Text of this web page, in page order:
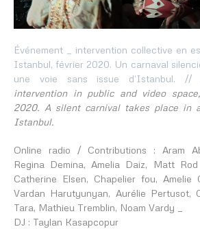
Événement _ intervention collective en
Istanbul, février 2020. Un carnaval
une voie sans issue d’Istanbul. //
intervention in public and video
2020. A silent carnival takes place in
Istanbul.
Online radio / Contributions : Aram
Regina Demina, Amelia Daiz, Matt Rod
Catherine Elsen, Chapelier fou, Amelie
Vardan Harutyunyan, Aurélie Pertusot,
Tara, Mathieu Tremblin, Noam Vardy _
DJ : Taylan Kasapcopur